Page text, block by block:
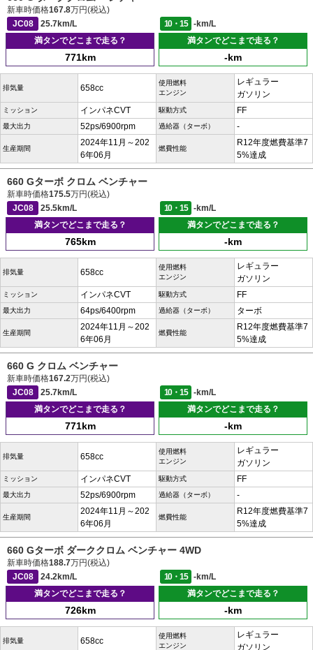
新車時価格167.8万円(税込)
JC08
25.7km/L 10・15
-km/L
満タンでどこまで走る？
771km
満タンでどこまで走る？
-km
排気量 658cc
使用燃料
エンジン
レギュラー
ガソリン
ミッション インパネCVT 駆動方式 FF
最大出力 52ps/6900rpm 過給器（ターボ） -
生産期間
2024年11月～202
6年06月
燃費性能
R12年度燃費基準7
5%達成
660 Gターボ クロム ベンチャー
新車時価格175.5万円(税込)
JC08
25.5km/L 10・15
-km/L
満タンでどこまで走る？
765km
満タンでどこまで走る？
-km
排気量 658cc
使用燃料
エンジン
レギュラー
ガソリン
ミッション インパネCVT 駆動方式 FF
最大出力 64ps/6400rpm 過給器（ターボ） ターボ
生産期間
2024年11月～202
6年06月
燃費性能
R12年度燃費基準7
5%達成
660 G クロム ベンチャー
新車時価格167.2万円(税込)
JC08
25.7km/L 10・15
-km/L
満タンでどこまで走る？
771km
満タンでどこまで走る？
-km
排気量 658cc
使用燃料
エンジン
レギュラー
ガソリン
ミッション インパネCVT 駆動方式 FF
最大出力 52ps/6900rpm 過給器（ターボ） -
生産期間
2024年11月～202
6年06月
燃費性能
R12年度燃費基準7
5%達成
660 Gターボ ダーククロム ベンチャー 4WD
新車時価格188.7万円(税込)
JC08
24.2km/L 10・15
-km/L
満タンでどこまで走る？
726km
満タンでどこまで走る？
-km
排気量 658cc
使用燃料
エンジン
レギュラー
ガソリン